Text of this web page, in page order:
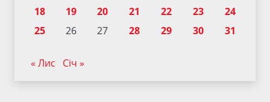
18
19 20 21 22 23
24
25
26 27 28 29 30 31
« Лис Січ »